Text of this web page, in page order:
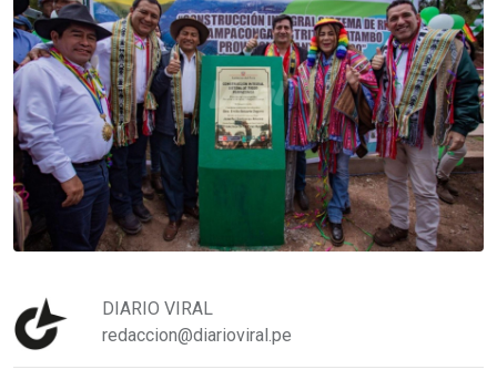
DIARIO VIRAL
redaccion@diarioviral.pe